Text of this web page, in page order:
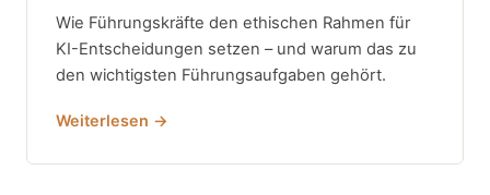
Wie Führungskräfte den ethischen Rahmen für
KI-Entscheidungen setzen – und warum das zu
den wichtigsten Führungsaufgaben gehört.
Weiterlesen →